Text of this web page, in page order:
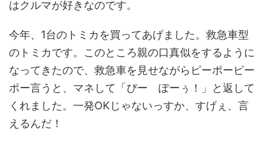
はクルマが好きなのです。
今年、1台のトミカを買ってあげました。救急車型
のトミカです。このところ親の口真似をするように
なってきたので、救急車を見せながらピーポーピー
ポー言うと、マネして「ぴー ぽーぅ！」と返して
くれました。一発OKじゃないっすか、すげぇ、言
えるんだ！